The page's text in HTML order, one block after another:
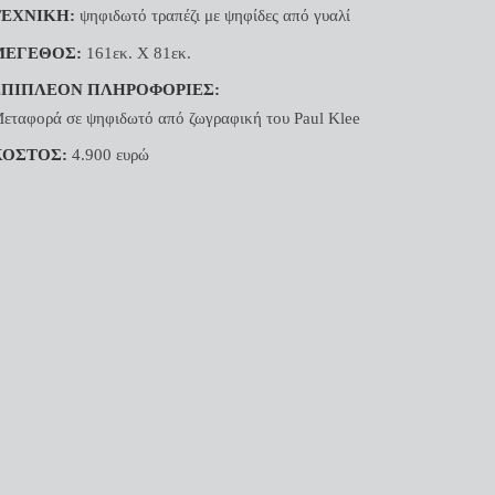
ψηφιδωτό τραπέζι με ψηφίδες από γυαλί
161εκ. Χ 81εκ.
ΠΛΗΡΟΦΟΡΙΕΣ:
σε ψηφιδωτό από ζωγραφική του Paul Klee
4.900 ευρώ